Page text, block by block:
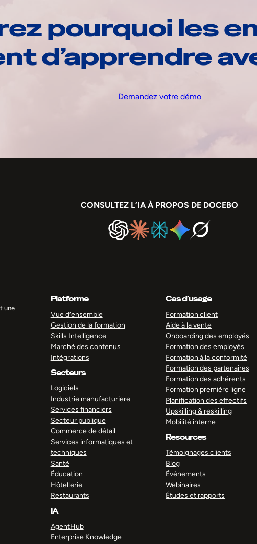
pourquoi les
d’apprendre
Demandez votre démo
CONSULTEZ L’IA À PROPOS DE DOCEBO
une
Platforme
Vue d’ensemble
Gestion de la formation
Skills Intelligence
Marché des contenus
Intégrations
Secteurs
Logiciels
Industrie manufacturiere
Services financiers
Secteur publique
Commerce de détail
Services informatiques et
techniques
Santé
Éducation
Hôtellerie
Restaurants
IA
AgentHub
Enterprise Knowledge
Cas d’usage
Formation client
Aide à la vente
Onboarding des employés
Formation des employés
Formation à la conformité
Formation des partenaires
Formation des adhérents
Formation première ligne
Planification des effectifs
Upskilling & reskilling
Mobilité interne
Resources
Témoignages clients
Blog
Événements
Webinaires
Études et rapports